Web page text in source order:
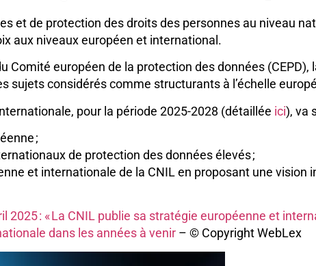
et de protection des droits des personnes au niveau
aux niveaux européen et international.
Comité européen de la protection des données
sujets considérés comme structurants à l’échelle
pour la période 2025-2028 (détaillée ici), va
;
de protection des données élevés ;
et internationale de la CNIL en proposant une
2025 : « La CNIL publie sa stratégie européenne et
dans les années à venir – © Copyright WebLex